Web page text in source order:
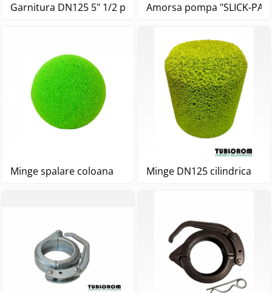
Garnitura DN125 5" 1/2 pentru cot (mobila) cu inima -
Amorsa pompa "SLICK-
Minge spalare coloana Minge DN125 cilindrica